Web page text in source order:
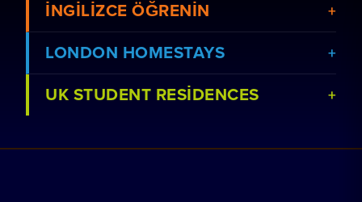
İNGILIZCE ÖĞRENIN
Kursları Görüntüle
Okulları Görüntüle
LONDON HOMESTAYS
Homestay rezervasyonu yapın
UK STUDENT RESIDENCES